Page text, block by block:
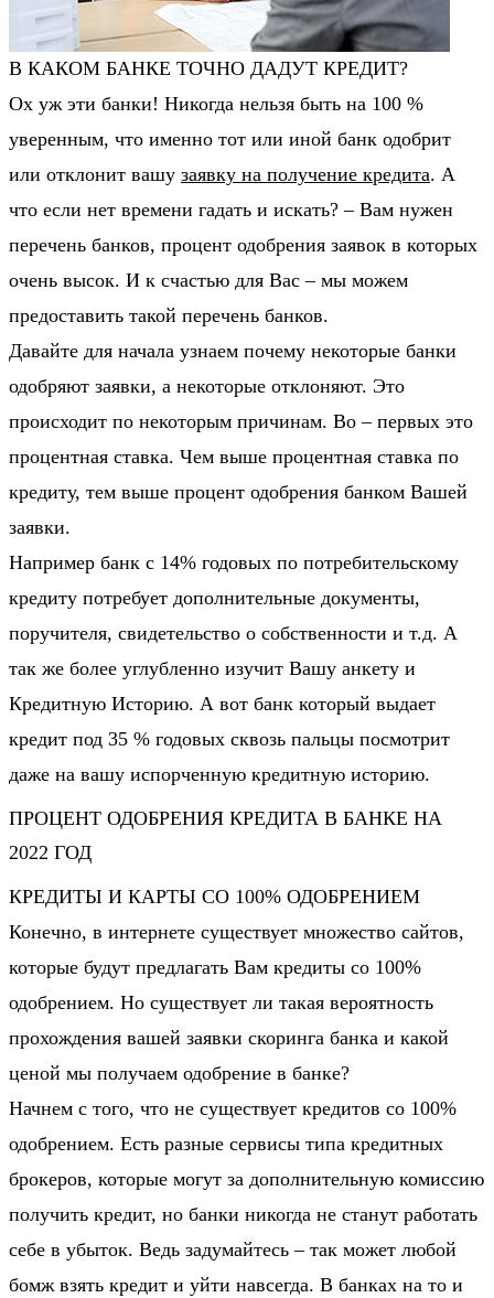
В КАКОМ БАНКЕ ТОЧНО ДАДУТ КРЕДИТ?
Ох уж эти банки! Никогда нельзя быть на 100 %
уверенным, что именно тот или иной банк одобрит
или отклонит вашу заявку на получение кредита. А
что если нет времени гадать и искать? – Вам нужен
перечень банков, процент одобрения заявок в которых
очень высок. И к счастью для Вас – мы можем
предоставить такой перечень банков.
Давайте для начала узнаем почему некоторые банки
одобряют заявки, а некоторые отклоняют. Это
происходит по некоторым причинам. Во – первых это
процентная ставка. Чем выше процентная ставка по
кредиту, тем выше процент одобрения банком Вашей
заявки.
Например банк с 14% годовых по потребительскому
кредиту потребует дополнительные документы,
поручителя, свидетельство о собственности и т.д. А
так же более углубленно изучит Вашу анкету и
Кредитную Историю. А вот банк который выдает
кредит под 35 % годовых сквозь пальцы посмотрит
даже на вашу испорченную кредитную историю.
ПРОЦЕНТ ОДОБРЕНИЯ КРЕДИТА В БАНКЕ НА
2022 ГОД
КРЕДИТЫ И КАРТЫ СО 100% ОДОБРЕНИЕМ
Конечно, в интернете существует множество сайтов,
которые будут предлагать Вам кредиты со 100%
одобрением. Но существует ли такая вероятность
прохождения вашей заявки скоринга банка и какой
ценой мы получаем одобрение в банке?
Начнем с того, что не существует кредитов со 100%
одобрением. Есть разные сервисы типа кредитных
брокеров, которые могут за дополнительную комиссию
получить кредит, но банки никогда не станут работать
себе в убыток. Ведь задумайтесь – так может любой
бомж взять кредит и уйти навсегда. В банках на то и